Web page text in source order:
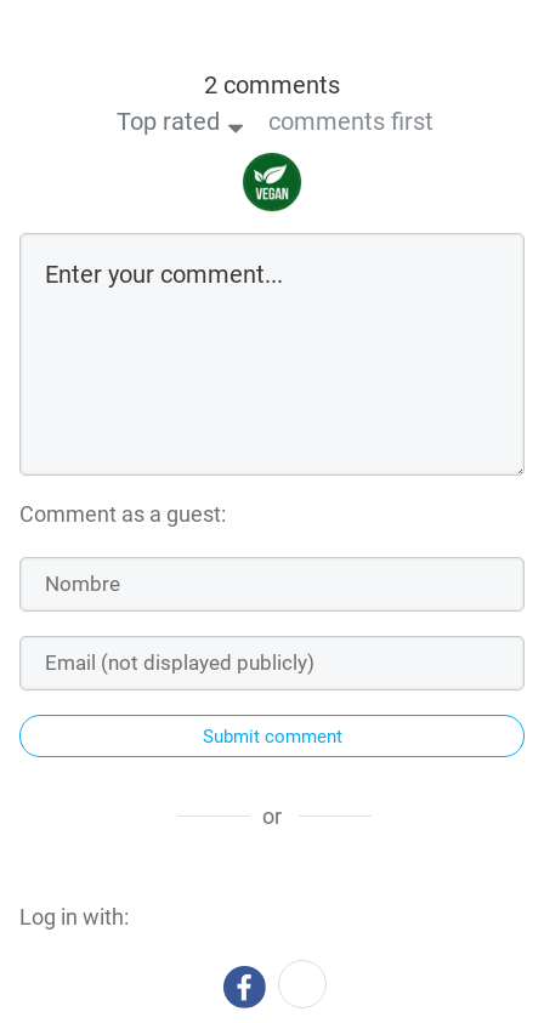
2 comments
Top rated
comments first
Comment as a guest:
Submit comment
or
Log in with: